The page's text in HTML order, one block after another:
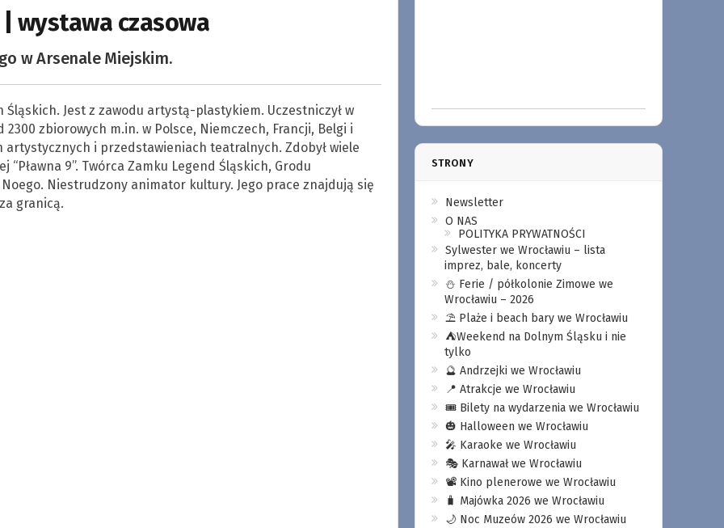
wystawa czasowa
w Arsenale Miejskim.
Śląskich. Jest z zawodu artystą-plastykiem. Uczestniczył w
zbiorowych m.in. w Polsce, Niemczech, Francji, Belgi i
artystycznych i przedstawieniach teatralnych. Zdobył wiele
9”. Twórca Zamku Legend Śląskich, Grodu
Niestrudzony animator kultury. Jego prace znajdują się
granicą.
STRONY
Newsletter
O NAS
POLITYKA PRYWATNOŚCI
Sylwester we Wrocławiu – lista
imprez, bale, koncerty
⛄️ Ferie / półkolonie Zimowe we
Wrocławiu – 2026
⛱️ Plaże i beach bary we Wrocławiu
⛺️Weekend na Dolnym Śląsku i nie
tylko
🔮 Andrzejki we Wrocławiu
📍 Atrakcje we Wrocławiu
🎟️ Bilety na wydarzenia we Wrocławiu
🎃 Halloween we Wrocławiu
🎤 Karaoke we Wrocławiu
🎭 Karnawał we Wrocławiu
📽️ Kino plenerowe we Wrocławiu
🧳 Majówka 2026 we Wrocławiu
🌙 Noc Muzeów 2026 we Wrocławiu